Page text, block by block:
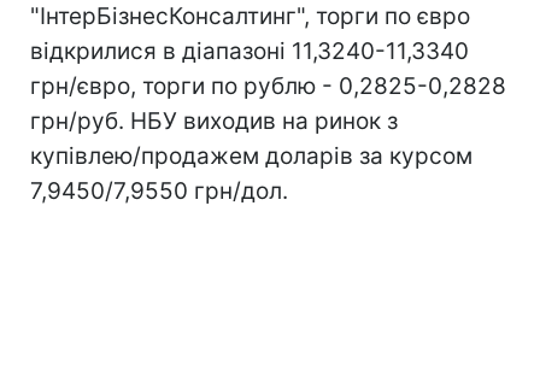
"ІнтерБізнесКонсалтинг", торги по євро
відкрилися в діапазоні 11,3240-11,3340
грн/євро, торги по рублю - 0,2825-0,2828
грн/руб. НБУ виходив на ринок з
купівлею/продажем доларів за курсом
7,9450/7,9550 грн/дол.